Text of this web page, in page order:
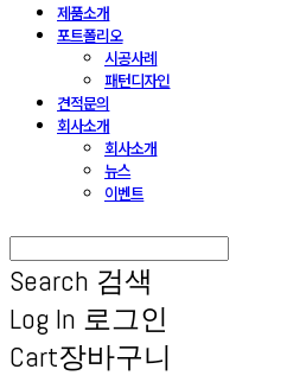
제품소개
포트폴리오
시공사례
패턴디자인
견적문의
회사소개
회사소개
뉴스
이벤트
Search 검색
Log In 로그인
Cart장바구니